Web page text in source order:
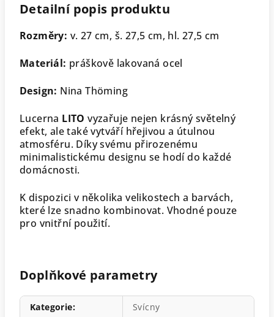
Detailní popis produktu
Rozměry: v. 27 cm, š. 27,5 cm, hl. 27,5 cm
Materiál: práškově lakovaná ocel
Design: Nina Thöming
Lucerna LITO vyzařuje nejen krásný světelný
efekt, ale také vytváří hřejivou a útulnou
atmosféru. Díky svému přirozenému
minimalistickému designu se hodí do každé
domácnosti.
K dispozici v několika velikostech a barvách,
které lze snadno kombinovat. Vhodné pouze
pro vnitřní použití.
Doplňkové parametry
Kategorie:
Svícny